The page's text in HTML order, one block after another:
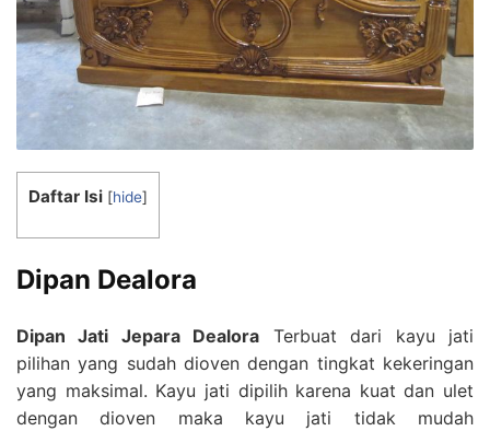
Daftar Isi [hide]
Dipan Dealora
Dipan Jati Jepara Dealora Terbuat dari kayu jati
pilihan yang sudah dioven dengan tingkat kekeringan
yang maksimal. Kayu jati dipilih karena kuat dan ulet
dengan dioven maka kayu jati tidak mudah